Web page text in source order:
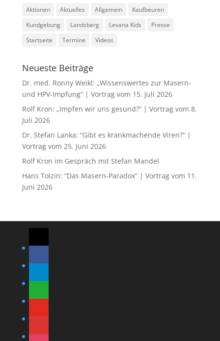
Aktionen Aktuelles Allgemein
Kaufbeuren
Kundgebung
Landsberg Levana Kids
Presse
Startseite
Termine Videos
Neueste Beiträge
Dr. med. Ronny Weikl: „Wissenswertes zur Masern-
und HPV-Impfung“ | Vortrag vom 15. Juli 2026
Rolf Kron: „Impfen wir uns gesund?“ | Vortrag vom 8.
Juli 2026
Dr. Stefan Lanka: “Gibt es krankmachende Viren?” |
Vortrag vom 25. Juni 2026
Rolf Kron im Gespräch mit Stefan Mandel
Hans Tolzin: “Das Masern-Paradox” | Vortrag vom 11.
Juni 2026
mail
facebook
telegram
whatsapp
videocamera